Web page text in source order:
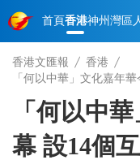
首頁香港神州 灣區
香港文匯報
香港
「何以中華」文化嘉年
「何以中
幕 設14個